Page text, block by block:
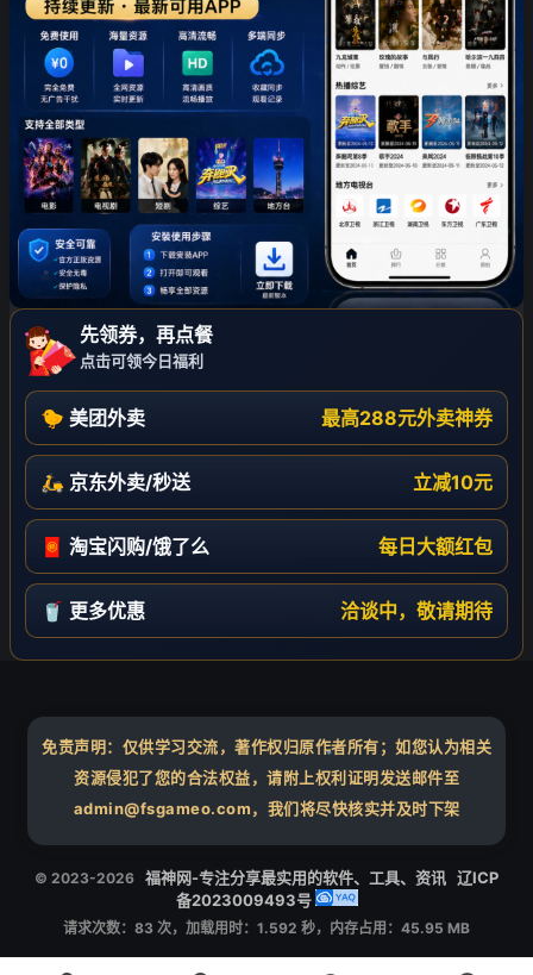
先领券，再点餐
点击可领今日福利
🐤 美团外卖 最高288元外卖神券
🛵 京东外卖/秒送 立减10元
🧧 淘宝闪购/饿了么 每日大额红包
🥤 更多优惠 洽谈中，敬请期待
免责声明：仅供学习交流，著作权归原作者所有；如您认为相关
资源侵犯了您的合法权益，请附上权利证明发送邮件至
admin@fsgameo.com，我们将尽快核实并及时下架
© 2023-2026 福神网-专注分享最实用的软件、工具、资讯 辽ICP
备2023009493号
请求次数：83 次，加载用时：1.592 秒，内存占用：45.95 MB